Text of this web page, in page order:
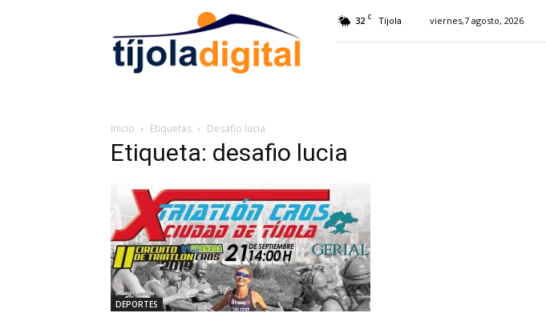
32 C Tíjola viernes,7 agosto, 2026
Inicio Etiquetas Desafio lucia
Etiqueta: desafio lucia
DEPORTES